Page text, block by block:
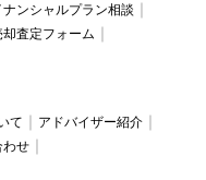
ナンシャルプラン相談
却査定フォーム
て
アドバイザー紹介
わせ